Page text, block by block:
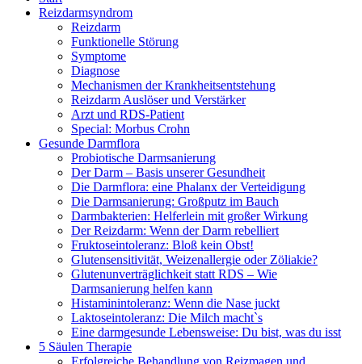
Reizdarmsyndrom
Reizdarm
Funktionelle Störung
Symptome
Diagnose
Mechanismen der Krankheitsentstehung
Reizdarm Auslöser und Verstärker
Arzt und RDS-Patient
Special: Morbus Crohn
Gesunde Darmflora
Probiotische Darmsanierung
Der Darm – Basis unserer Gesundheit
Die Darmflora: eine Phalanx der Verteidigung
Die Darmsanierung: Großputz im Bauch
Darmbakterien: Helferlein mit großer Wirkung
Der Reizdarm: Wenn der Darm rebelliert
Fruktoseintoleranz: Bloß kein Obst!
Glutensensitivität, Weizenallergie oder Zöliakie?
Glutenunverträglichkeit statt RDS – Wie
Darmsanierung helfen kann
Histaminintoleranz: Wenn die Nase juckt
Laktoseintoleranz: Die Milch macht`s
Eine darmgesunde Lebensweise: Du bist, was du isst
5 Säulen Therapie
Erfolgreiche Behandlung von Reizmagen und